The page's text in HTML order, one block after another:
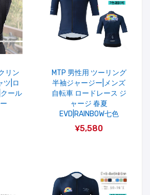
リン
ツ|ロ
ール
MTP 男性用 ツーリング
半袖ジャージー|メンズ
自転車 ロードレース ジ
ャージ 春夏
EVD|RAINBOW七色
¥5,580